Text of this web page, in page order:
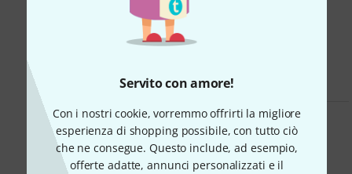
Servito con amore!
Con i nostri cookie, vorremmo offrirti la migliore
esperienza di shopping possibile, con tutto ciò
che ne consegue. Questo include, ad esempio,
offerte adatte, annunci personalizzati e il
befinden sich auf der linken
Navigatore intelligente
Lista degli annunci
Inserisci un annuncio gratuitamente